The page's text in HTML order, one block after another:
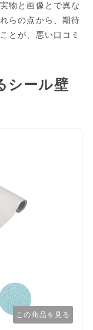
物と画像とで異な
らの点から、期待
とが、悪い口コミ
シール壁
この商品を見る